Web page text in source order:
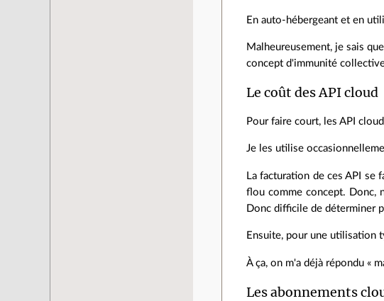
En auto-hébergeant et en
Malheureusement, je sais
concept d'immunité
Le coût des API cloud
Pour faire court, les API
Je les utilise
La facturation de ces API se
flou comme concept. Donc,
Donc difficile de déterminer
Ensuite, pour une utilisation
À ça, on m'a déjà répondu «
Les abonnements